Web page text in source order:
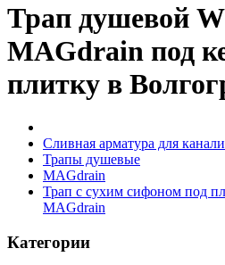
Трап душевой
MAGdrain под
плитку в
Сливная арматура для
Трапы душевые
MAGdrain
Трап с сухим сифоном под
MAGdrain
Категории